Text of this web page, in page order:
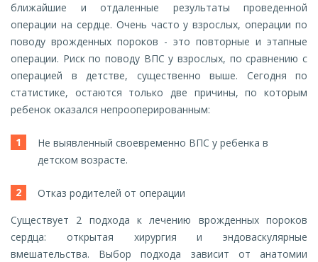
ближайшие и отдаленные результаты проведенной
операции на сердце. Очень часто у взрослых, операции по
поводу врожденных пороков - это повторные и этапные
операции. Риск по поводу ВПС у взрослых, по сравнению с
операцией в детстве, существенно выше. Сегодня по
статистике, остаются только две причины, по которым
ребенок оказался непрооперированным:
Не выявленный своевременно ВПС у ребенка в
детском возрасте.
Отказ родителей от операции
Существует 2 подхода к лечению врожденных пороков
сердца: открытая хирургия и эндоваскулярные
вмешательства. Выбор подхода зависит от анатомии